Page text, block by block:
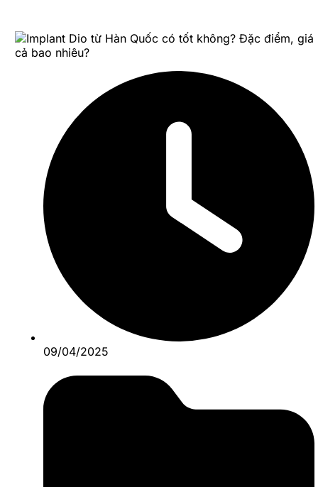
09/04/2025